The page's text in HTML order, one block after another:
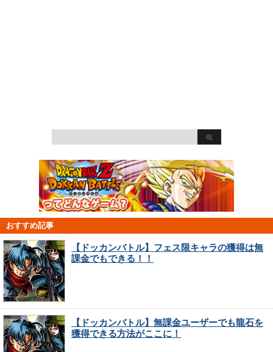
おすすめ記事
【ドッカンバトル】フェス限キャラの獲得は無
課金でもできる！！
【ドッカンバトル】無課金ユーザーでも龍石を
獲得できる方法がここに！